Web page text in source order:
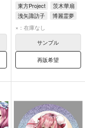
東方Project
茨木華扇
洩矢諏訪子
博麗霊夢
×：在庫なし
サンプル
再販希望